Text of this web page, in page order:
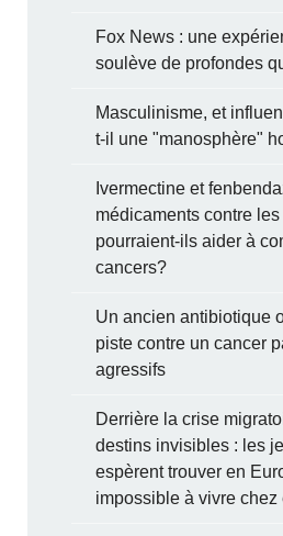
Fox News : une
soulève de profondes
Masculinisme, et
t-il une "manosphère"
Ivermectine et
médicaments contre
pourraient-ils aider à
cancers?
Un ancien antibiotique
piste contre un cancer
agressifs
Derrière la crise
destins invisibles : les
espèrent trouver en
impossible à vivre chez